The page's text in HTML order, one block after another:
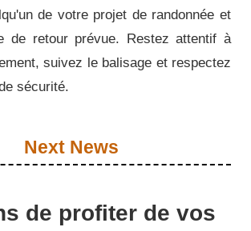
de votre projet de randonnée et
de retour prévue. Restez attentif à
suivez le balisage et respectez
sécurité.
Next News
de profiter de vos